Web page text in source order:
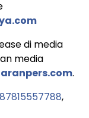
di media
media
.
,